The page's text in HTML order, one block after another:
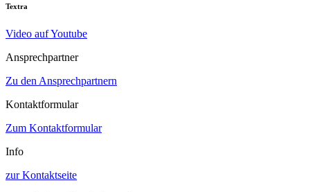
Textra
Video auf Youtube
Ansprechpartner
Zu den Ansprechpartnern
Kontaktformular
Zum Kontaktformular
Info
zur Kontaktseite